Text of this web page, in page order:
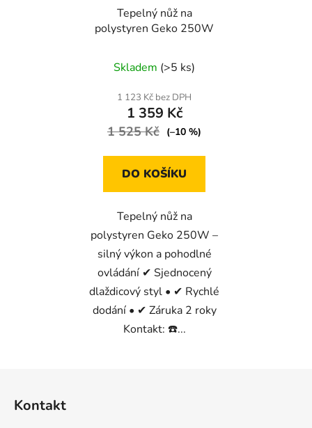
Tepelný nůž na
polystyren Geko 250W
Skladem (>5 ks)
1 123 Kč bez DPH
1 359 Kč
1 525 Kč (–10 %)
DO KOŠÍKU
Tepelný nůž na
polystyren Geko 250W –
silný výkon a pohodlné
ovládání ✔ Sjednocený
dlaždicový styl • ✔ Rychlé
dodání • ✔ Záruka 2 roky
Kontakt: ☎️...
Kontakt